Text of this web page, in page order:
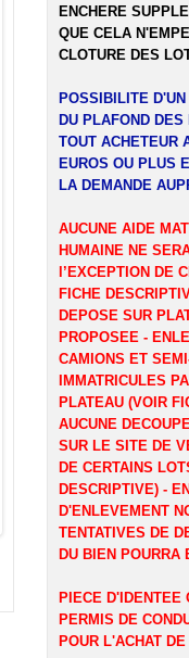
ENCHERE
QUE CELA
CLOTURE DES
POSSIBILITE
DU PLAFOND
TOUT ACHETEUR
EUROS OU PLUS
LA DEMANDE
AUCUNE AIDE
HUMAINE NE
l’EXCEPTION DE
FICHE
DEPOSE SUR
PROPOSEE -
CAMIONS ET
IMMATRICULES
PLATEAU (VOIR
AUCUNE
SUR LE SITE DE
DE CERTAINS
DESCRIPTIVE) -
D'ENLEVEMENT
TENTATIVES DE
DU BIEN POURRA
PIECE D'IDENTEE
PERMIS DE
POUR L'ACHAT